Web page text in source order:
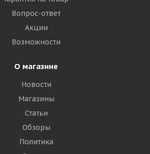
Вопрос-ответ
Акции
Возможности
О магазине
Новости
Магазины
Статьи
Обзоры
Политика